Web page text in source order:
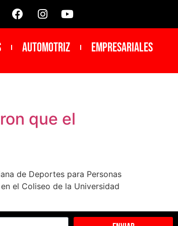
Automotriz Empresariales
que el
de Deportes para Personas
el Coliseo de la Universidad